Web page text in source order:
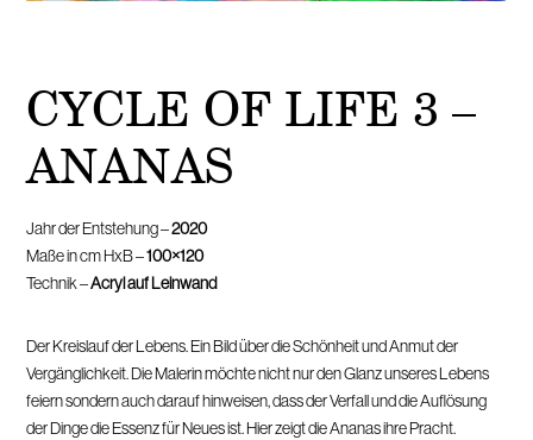
CYCLE OF LIFE 3 –
ANANAS
Jahr der Entstehung –2020
Maße in cm HxB –100×120
Technik –Acryl auf Leinwand
Der Kreislauf der Lebens. Ein Bild über die Schönheit und Anmut der
Vergänglichkeit. Die Malerin möchte nicht nur den Glanz unseres Lebens
feiern sondern auch darauf hinweisen, dass der Verfall und die Auflösung
der Dinge die Essenz für Neues ist. Hier zeigt die Ananas ihre Pracht.